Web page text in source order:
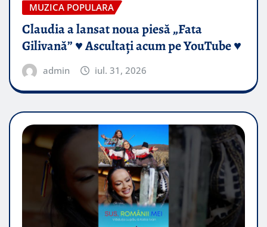
MUZICA POPULARA
Claudia a lansat noua piesă „Fata
Gilivană” ♥️ Ascultați acum pe YouTube ♥️
admin iul. 31, 2026